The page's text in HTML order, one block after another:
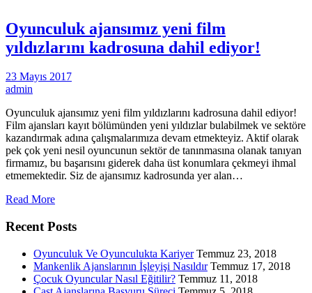
Oyunculuk ajansımız yeni film
yıldızlarını kadrosuna dahil ediyor!
23 Mayıs 2017
admin
Oyunculuk ajansımız yeni film yıldızlarını kadrosuna dahil ediyor!
Film ajansları kayıt bölümünden yeni yıldızlar bulabilmek ve sektöre
kazandırmak adına çalışmalarımıza devam etmekteyiz. Aktif olarak
pek çok yeni nesil oyuncunun sektör de tanınmasına olanak tanıyan
firmamız, bu başarısını giderek daha üst konumlara çekmeyi ihmal
etmemektedir. Siz de ajansımız kadrosunda yer alan…
Read More
Recent Posts
Oyunculuk Ve Oyunculukta Kariyer Temmuz 23, 2018
Mankenlik Ajanslarının İşleyişi Nasıldır Temmuz 17, 2018
Çocuk Oyuncular Nasıl Eğitilir? Temmuz 11, 2018